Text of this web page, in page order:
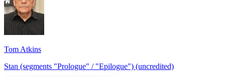
Tom Atkins
Stan (segments "Prologue" / "Epilogue") (uncredited)